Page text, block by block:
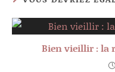
Bien vieillir : la